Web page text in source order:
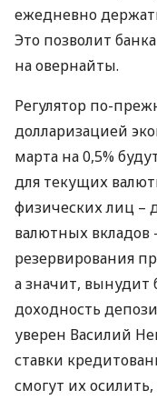
ежедневно
Это позволит
на овернайты.
Регулятор по-
долларизацией
марта на 0,5%
для текущих
физических лиц –
валютных вкладов
резервирования
а значит, вынудит
доходность
уверен Василий
ставки
смогут их